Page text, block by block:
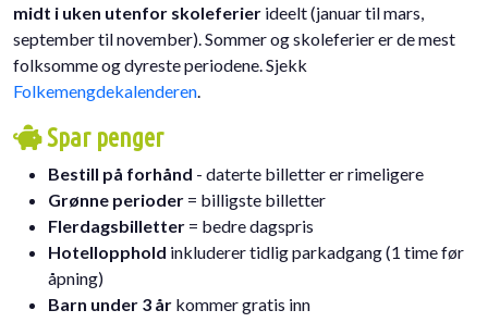
midt i uken utenfor skoleferier ideelt (januar til mars,
september til november). Sommer og skoleferier er de mest
folksomme og dyreste periodene. Sjekk
Folkemengdekalenderen
Spar penger
Bestill på forhånd - daterte billetter er rimeligere
Grønne perioder = billigste billetter
Flerdagsbilletter = bedre dagspris
Hotellopphold inkluderer tidlig parkadgang (1 time før
åpning)
Barn under 3 år kommer gratis inn